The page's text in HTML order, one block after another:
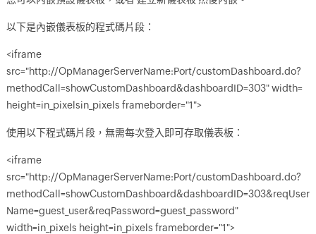
以下是內嵌儀表板的程式碼片段：
<iframe
src="http://OpManagerServerName:Port/customDashboard.do?
methodCall=showCustomDashboard&dashboardID=303" width=
height=in_pixelsin_pixels frameborder="1">
使用以下程式碼片段，無需每次登入即可存取儀表板：
<iframe
src="http://OpManagerServerName:Port/customDashboard.do?
methodCall=showCustomDashboard&dashboardID=303&reqUser
Name=guest_user&reqPassword=guest_password"
width=in_pixels height=in_pixels frameborder="1">